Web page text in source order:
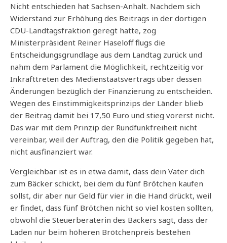
Nicht entschieden hat Sachsen-Anhalt. Nachdem sich
Widerstand zur Erhöhung des Beitrags in der dortigen
CDU-Landtagsfraktion geregt hatte, zog
Ministerpräsident Reiner Haseloff flugs die
Entscheidungsgrundlage aus dem Landtag zurück und
nahm dem Parlament die Möglichkeit, rechtzeitig vor
Inkrafttreten des Medienstaatsvertrags über dessen
Änderungen bezüglich der Finanzierung zu entscheiden.
Wegen des Einstimmigkeitsprinzips der Länder blieb
der Beitrag damit bei 17,50 Euro und stieg vorerst nicht.
Das war mit dem Prinzip der Rundfunkfreiheit nicht
vereinbar, weil der Auftrag, den die Politik gegeben hat,
nicht ausfinanziert war.
Vergleichbar ist es in etwa damit, dass dein Vater dich
zum Bäcker schickt, bei dem du fünf Brötchen kaufen
sollst, dir aber nur Geld für vier in die Hand drückt, weil
er findet, dass fünf Brötchen nicht so viel kosten sollten,
obwohl die Steuerberaterin des Bäckers sagt, dass der
Laden nur beim höheren Brötchenpreis bestehen